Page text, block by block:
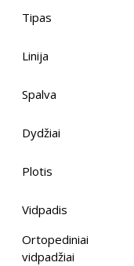
Tipas
Linija
Spalva
Dydžiai
Plotis
Vidpadis
Ortopediniai
vidpadžiai